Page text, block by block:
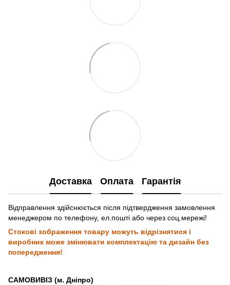
Доставка Оплата Гарантія
Відправлення здійснюється після підтвердження замовлення
менеджером по телефону, ел.пошті або через соц.мережі!
Стокові зображення товару можуть відрізнятися і
виробник може змінювати комплектацію та дизайн без
попередження!
САМОВИВІЗ (м. Дніпро)